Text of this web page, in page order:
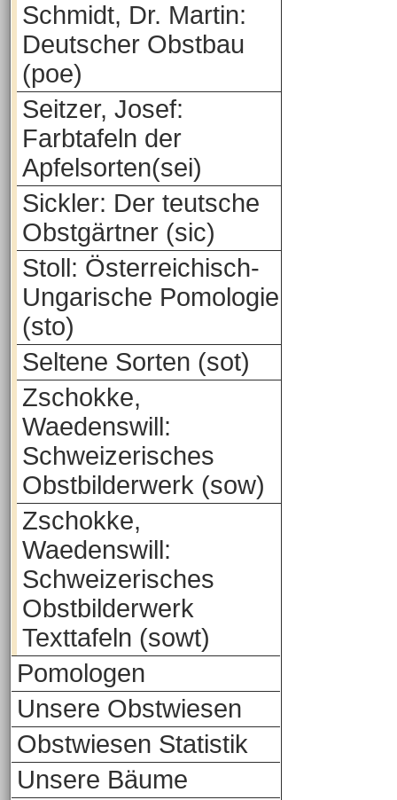
Schmidt, Dr. Martin:
Deutscher Obstbau
(poe)
Seitzer, Josef:
Farbtafeln der
Apfelsorten(sei)
Sickler: Der teutsche
Obstgärtner (sic)
Stoll: Österreichisch-
Ungarische Pomologie
(sto)
Seltene Sorten (sot)
Zschokke,
Waedenswill:
Schweizerisches
Obstbilderwerk (sow)
Zschokke,
Waedenswill:
Schweizerisches
Obstbilderwerk
Texttafeln (sowt)
Pomologen
Unsere Obstwiesen
Obstwiesen Statistik
Unsere Bäume